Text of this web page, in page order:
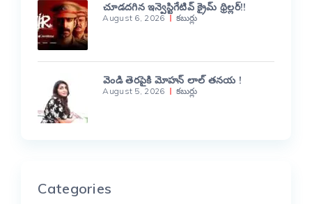
చూడదగిన ఇన్వెస్టిగేటివ్ క్రైమ్ థ్రిల్లర్!!
August 6, 2026 కబుర్లు
వెండి తెరపైకి మోహన్ లాల్ తనయ !
August 5, 2026 కబుర్లు
Categories